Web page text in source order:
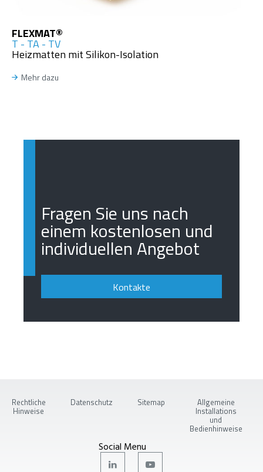
FLEXMAT®
T - TA - TV
Heizmatten mit Silikon-Isolation
Mehr dazu
Fragen Sie uns nach
einem kostenlosen und
individuellen Angebot
Kontakte
Rechtliche
Hinweise
Datenschutz Sitemap Allgemeine
Installations
und
Bedienhinweise
Social Menu